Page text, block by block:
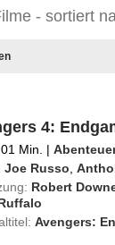
- sortiert
4:
Min. |
Joe Russo
Robert
Avengers: